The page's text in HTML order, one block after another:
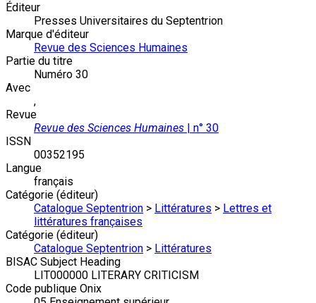
Éditeur
Presses Universitaires du Septentrion
Marque d'éditeur
Revue des Sciences Humaines
Partie du titre
Numéro 30
Avec
,
Revue
Revue des Sciences Humaines | n° 30
ISSN
00352195
Langue
français
Catégorie (éditeur)
Catalogue Septentrion > Littératures > Lettres et
littératures françaises
Catégorie (éditeur)
Catalogue Septentrion > Littératures
BISAC Subject Heading
LIT000000 LITERARY CRITICISM
Code publique Onix